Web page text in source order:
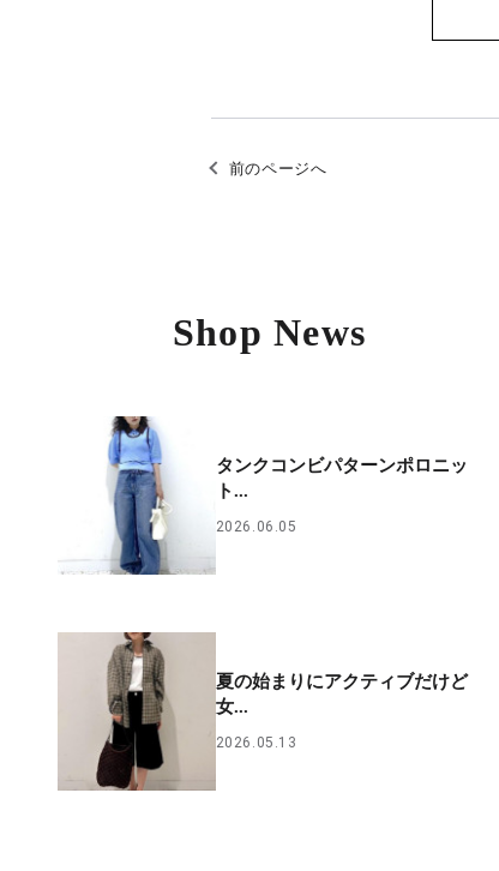
前のページへ
Shop News
タンクコンビパターンポロニッ
ト...
2026.06.05
夏の始まりにアクティブだけど
女...
2026.05.13